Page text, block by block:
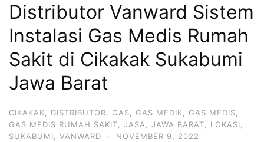
Distributor Vanward Sistem
Instalasi Gas Medis Rumah
Sakit di Cikakak Sukabumi
Jawa Barat
CIKAKAK DISTRIBUTOR GAS GAS MEDIK GAS MEDIS
GAS MEDIS RUMAH SAKIT
JASA JAWA BARAT LOKASI
SUKABUMI
VANWARD · NOVEMBER 9, 2022